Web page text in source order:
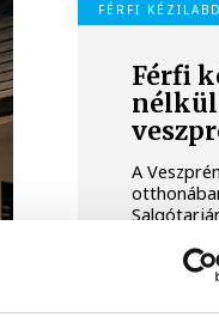
FÉRFI
Férfi
nélkül
A
FÉRFI